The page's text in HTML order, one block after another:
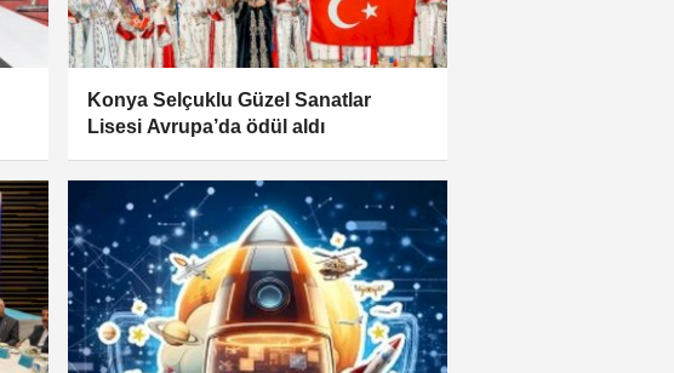
Konya Selçuklu Güzel Sanatlar
Lisesi Avrupa’da ödül aldı